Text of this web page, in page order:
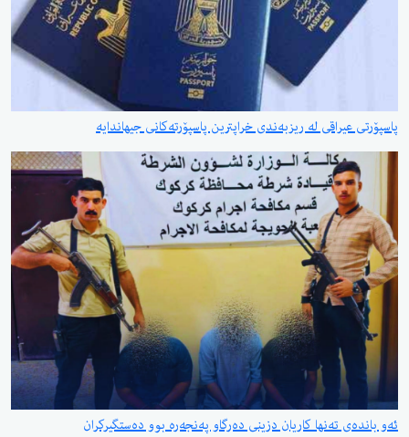
پاسپۆرتی عیراقی لە ریزبەندی خراپترین پاسپۆرتەکانی جیهاندایە
ئەو باندەی تەنها کاریان دزینی دەرگاو پەنجەرە بوو دەستگیرکران